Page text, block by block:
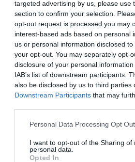
targeted advertising by us, please use
section to confirm your selection.
opt-out request is processed you may
interest-based ads based on personal
us or personal information disclosed
your opt-out. You may separately opt-
disclosure of your personal
IAB’s list of downstream participants.
also be disclosed by us to third parties
Downstream Participants that may
Personal Data Processing Opt
I want to opt-out of the Sharing of
personal data.
Opted In